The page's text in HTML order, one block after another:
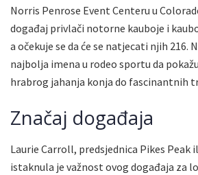
Norris Penrose Event Centeru u
događaj privlači notorne kauboje i
a očekuje se da će se natjecati njih 216.
najbolja imena u rodeo sportu da
hrabrog jahanja konja do fascinantnih
Značaj događaja
Laurie Carroll, predsjednica Pikes Peak
istaknula je važnost ovog događaja za